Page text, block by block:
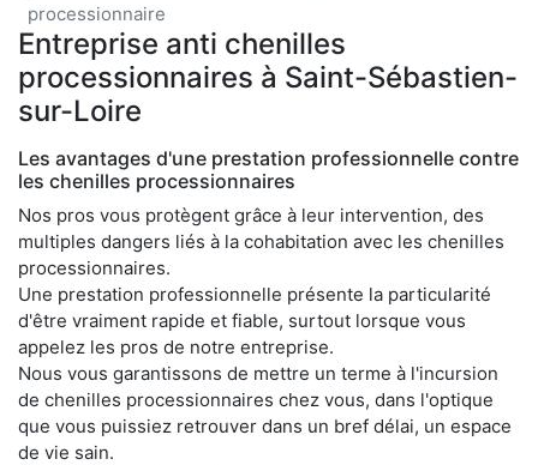
processionnaire
Entreprise anti chenilles
processionnaires à Saint-Sébastien-
sur-Loire
Les avantages d'une prestation professionnelle contre
les chenilles processionnaires
Nos pros vous protègent grâce à leur intervention, des
multiples dangers liés à la cohabitation avec les chenilles
processionnaires.
Une prestation professionnelle présente la particularité
d'être vraiment rapide et fiable, surtout lorsque vous
appelez les pros de notre entreprise.
Nous vous garantissons de mettre un terme à l'incursion
de chenilles processionnaires chez vous, dans l'optique
que vous puissiez retrouver dans un bref délai, un espace
de vie sain.